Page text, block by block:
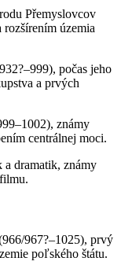
Přemyslovcov
územia
počas jeho
a prvých
známy
centrálnej moci.
a dramatik, známy
967?–1025), prvý
poľského štátu.